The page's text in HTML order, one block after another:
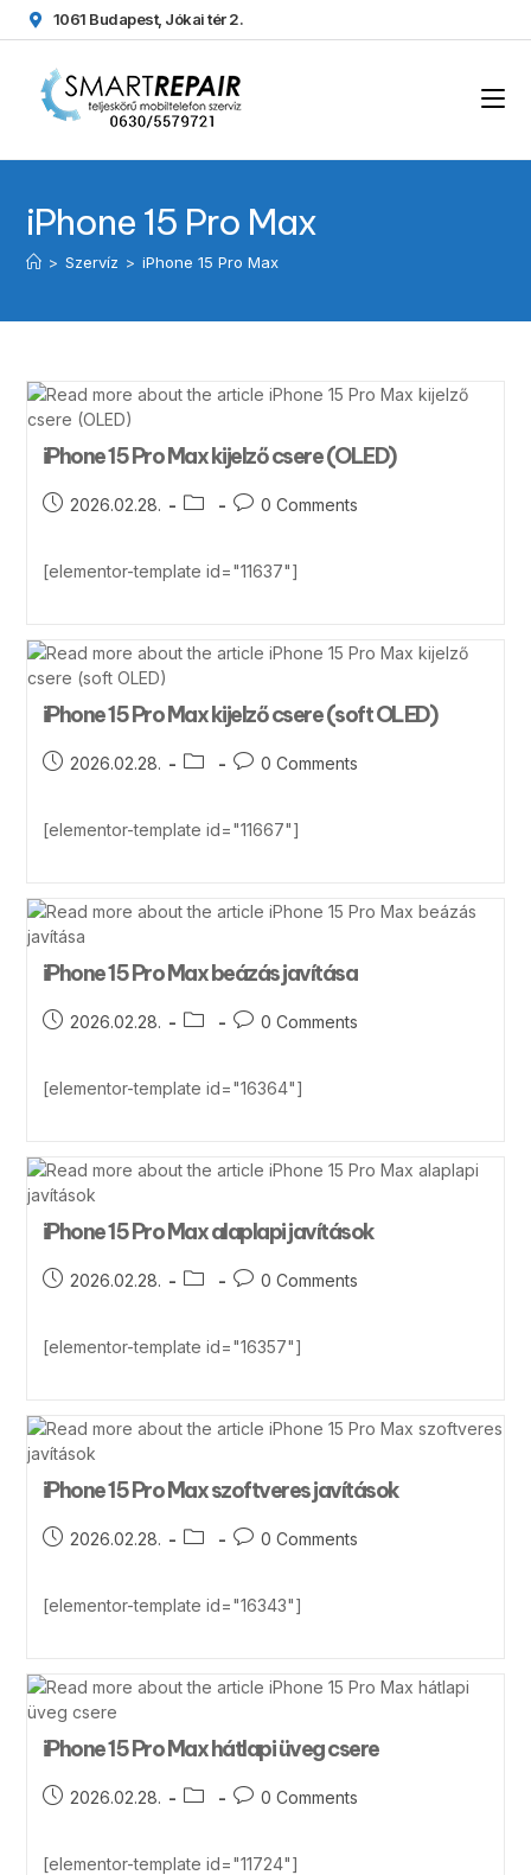
1061 Budapest, Jókai tér 2.
iPhone 15 Pro Max
> Szervíz > iPhone 15 Pro Max
iPhone 15 Pro Max kijelző csere (OLED)
2026.02.28. 0 Comments
[elementor-template id="11637"]
iPhone 15 Pro Max kijelző csere (soft OLED)
2026.02.28. 0 Comments
[elementor-template id="11667"]
iPhone 15 Pro Max beázás javítása
2026.02.28. 0 Comments
[elementor-template id="16364"]
iPhone 15 Pro Max alaplapi javítások
2026.02.28. 0 Comments
[elementor-template id="16357"]
iPhone 15 Pro Max szoftveres javítások
2026.02.28. 0 Comments
[elementor-template id="16343"]
iPhone 15 Pro Max hátlapi üveg csere
2026.02.28. 0 Comments
[elementor-template id="11724"]